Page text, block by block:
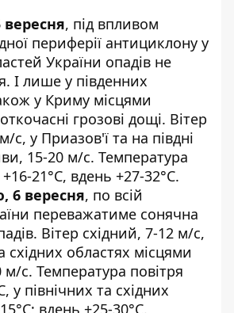
, під впливом
периферії антициклону у
України опадів не
І лише у південних
у Криму місцями
грозові дощі. Вітер
с, у Приазов'ї та на півдні
15-20 м/с. Температура
21°C, вдень +27-32°C.
6 вересня, по всій
переважатиме сонячна
Вітер східний, 7-12 м/с,
східних областях місцями
с. Температура повітря
у північних та східних
вдень +25-30°C.